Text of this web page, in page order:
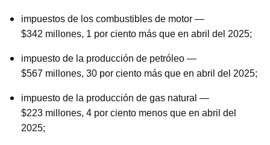
impuestos de los combustibles de motor —
$342 millones, 1 por ciento más que en abril del 2025;
impuesto de la producción de petróleo —
$567 millones, 30 por ciento más que en abril del 2025;
impuesto de la producción de gas natural —
$223 millones, 4 por ciento menos que en abril del
2025;